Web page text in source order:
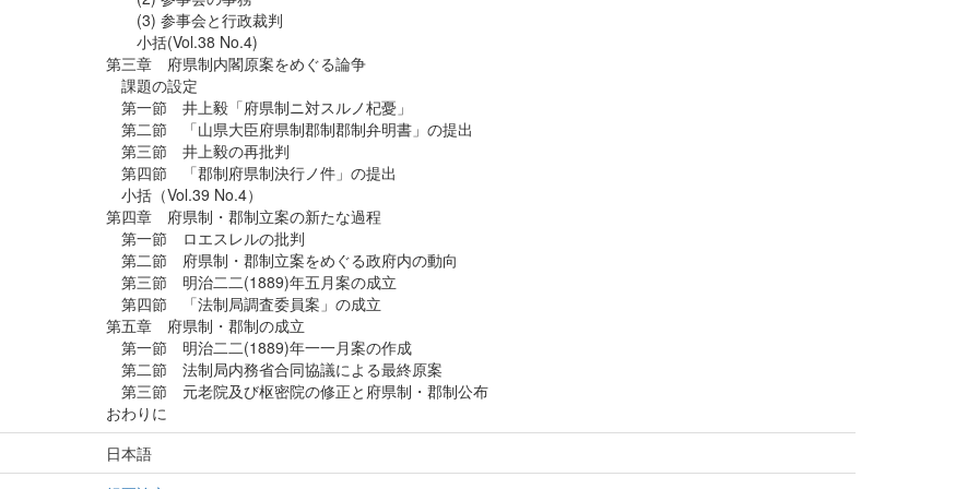
(3) 参事会と行政裁判
小括(Vol.38 No.4)
第三章 府県制内閣原案をめぐる論争
課題の設定
第一節 井上毅「府県制ニ対スルノ杞憂」
第二節 「山県大臣府県制郡制郡制弁明書」の提出
第三節 井上毅の再批判
第四節 「郡制府県制決行ノ件」の提出
小括（Vol.39 No.4）
第四章 府県制・郡制立案の新たな過程
第一節 ロエスレルの批判
第二節 府県制・郡制立案をめぐる政府内の動向
第三節 明治二二(1889)年五月案の成立
第四節 「法制局調査委員案」の成立
第五章 府県制・郡制の成立
第一節 明治二二(1889)年一一月案の作成
第二節 法制局内務省合同協議による最終原案
第三節 元老院及び枢密院の修正と府県制・郡制公布
おわりに
日本語